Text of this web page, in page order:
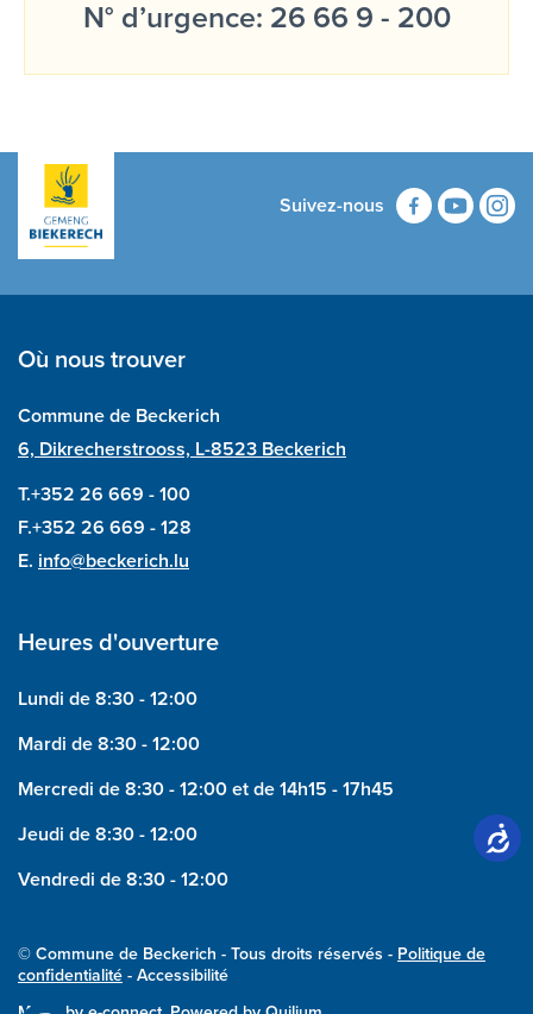
N° d’urgence: 26 66 9 - 200
Suivez-nous
Où nous trouver
Commune de Beckerich
6, Dikrecherstrooss, L-8523 Beckerich
T.+352 26 669 - 100
F.+352 26 669 - 128
E. info@beckerich.lu
Heures d'ouverture
Lundi de 8:30 - 12:00
Mardi de 8:30 - 12:00
Mercredi de 8:30 - 12:00 et de 14h15 - 17h45
Jeudi de 8:30 - 12:00
Vendredi de 8:30 - 12:00
© Commune de Beckerich - Tous droits réservés - Politique de
confidentialité- Accessibilité